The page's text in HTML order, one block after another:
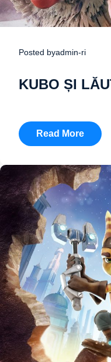
Posted byadmin-ri
KUBO ȘI
Read More